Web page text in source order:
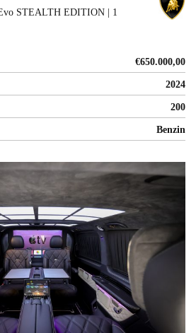
STEALTH EDITION | 1
€650.000,00
2024
200
Benzin